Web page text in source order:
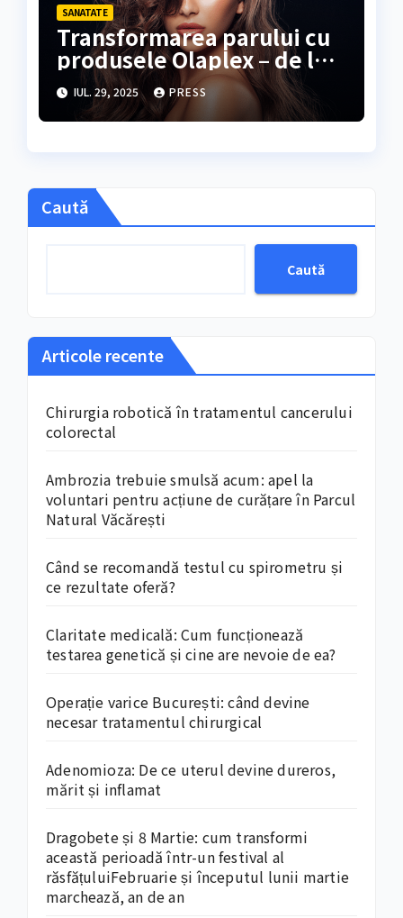
SANATATE
Transformarea parului cu
produsele Olaplex – de la
fir fragil la par sanatos
IUL. 29, 2025 PRESS
Caută
Caută
Articole recente
Chirurgia robotică în tratamentul cancerului
colorectal
Ambrozia trebuie smulsă acum: apel la
voluntari pentru acțiune de curățare în Parcul
Natural Văcărești
Când se recomandă testul cu spirometru și
ce rezultate oferă?
Claritate medicală: Cum funcționează
testarea genetică și cine are nevoie de ea?
Operație varice București: când devine
necesar tratamentul chirurgical
Adenomioza: De ce uterul devine dureros,
mărit și inflamat
Dragobete și 8 Martie: cum transformi
această perioadă într-un festival al
răsfățuluiFebruarie și începutul lunii martie
marchează, an de an